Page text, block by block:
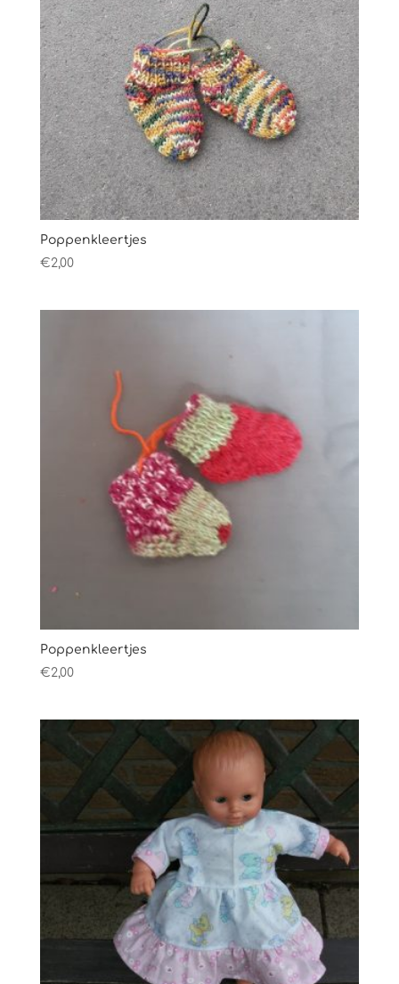
Poppenkleertjes
€2,00
Poppenkleertjes
€2,00